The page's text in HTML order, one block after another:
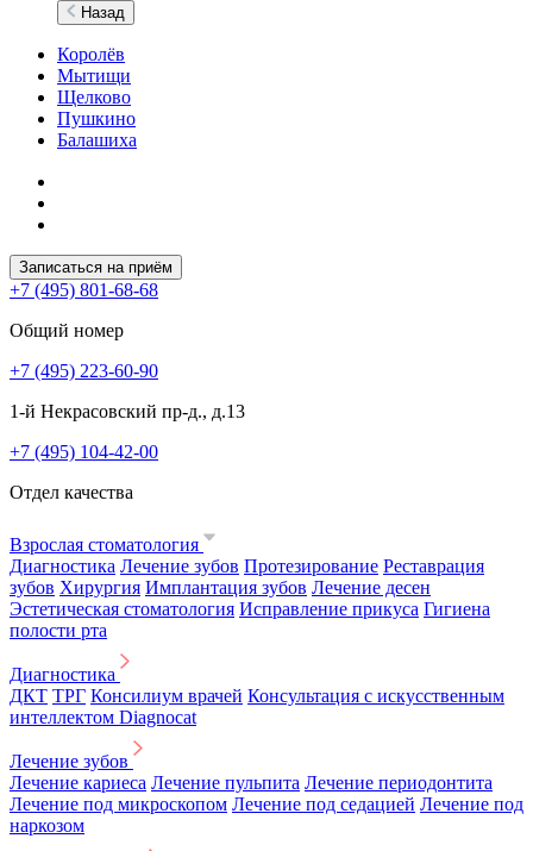
Назад
Королёв
Мытищи
Щелково
Пушкино
Балашиха
Записаться на приём
+7 (495) 801-68-68
Общий номер
+7 (495) 223-60-90
1-й Некрасовский пр-д., д.13
+7 (495) 104-42-00
Отдел качества
Взрослая стоматология
Диагностика Лечение зубов Протезирование Реставрация
зубов Хирургия Имплантация зубов Лечение десен
Эстетическая стоматология Исправление прикуса Гигиена
полости рта
Диагностика
ДКТ ТРГ Консилиум врачей Консультация с искусственным
интеллектом Diagnocat
Лечение зубов
Лечение кариеса Лечение пульпита Лечение периодонтита
Лечение под микроскопом Лечение под седацией Лечение под
наркозом